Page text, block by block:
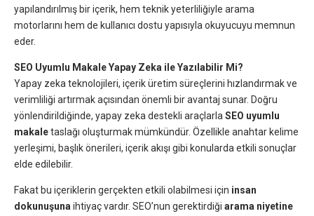
yapılandırılmış bir içerik, hem teknik yeterliliğiyle arama
motorlarını hem de kullanıcı dostu yapısıyla okuyucuyu memnun
eder.
SEO Uyumlu Makale Yapay Zeka ile Yazılabilir Mi?
Yapay zeka teknolojileri, içerik üretim süreçlerini hızlandırmak ve
verimliliği artırmak açısından önemli bir avantaj sunar. Doğru
yönlendirildiğinde, yapay zeka destekli araçlarlaSEO uyumlu
makaletaslağı oluşturmak mümkündür. Özellikle anahtar kelime
yerleşimi, başlık önerileri, içerik akışı gibi konularda etkili sonuçlar
elde edilebilir.
Fakat bu içeriklerin gerçekten etkili olabilmesi için insan
dokunuşunaihtiyaç vardır. SEO’nun gerektirdiği arama niyetine